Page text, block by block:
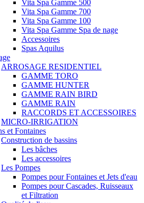
Vita Spa Gamme 500
Vita Spa Gamme 700
Vita Spa Gamme 100
Vita Spa Gamme Spa de nage
Accessoires
Spas Aquilus
ARROSAGE RESIDENTIEL
GAMME TORO
GAMME HUNTER
GAMME RAIN BIRD
GAMME RAIN
RACCORDS ET ACCESSOIRES
MICRO-IRRIGATION
et Fontaines
Construction de bassins
Les bâches
Les accessoires
Les Pompes
Pompes pour Fontaines et Jets d'eau
Pompes pour Cascades, Ruisseaux
et Filtration